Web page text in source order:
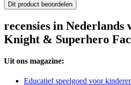
Dit product beoordelen
recensies in Nederlands
Knight & Superhero
Uit ons magazine:
Educatief speelgoed voor